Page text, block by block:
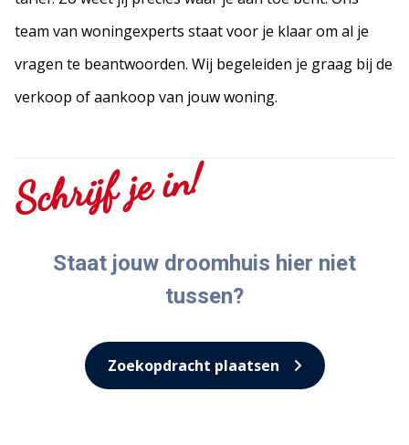
team van woningexperts staat voor je klaar om al je
vragen te beantwoorden. Wij begeleiden je graag bij de
verkoop of aankoop van jouw woning.
Staat jouw droomhuis hier niet
tussen?
Schrijf je in!
Zoekopdracht plaatsen